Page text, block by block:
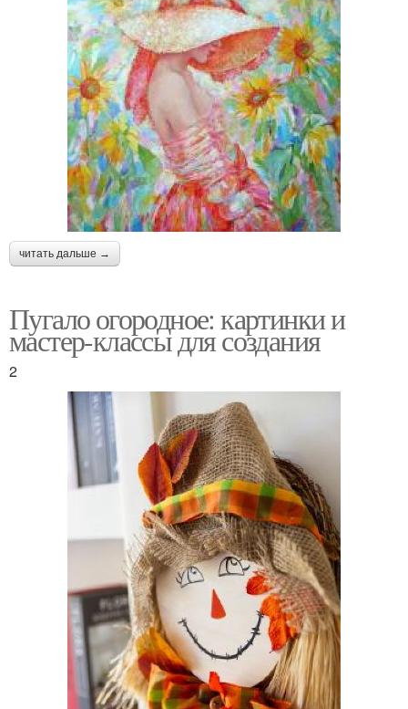
читать дальше →
Пугало огородное: картинки и
мастер-классы для создания
2